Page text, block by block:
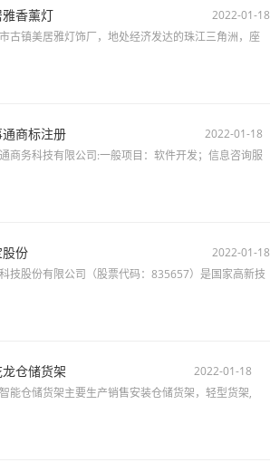
香薰灯
2022-01-18
古镇美居雅灯饰厂，地处经济发达的珠江三角洲，座
通商标注册
2022-01-18
商务科技有限公司:一般项目：软件开发；信息咨询服
份
2022-01-18
技股份有限公司（股票代码：835657）是国家高新技
仓储货架
2022-01-18
能仓储货架主要生产销售安装仓储货架，轻型货架,